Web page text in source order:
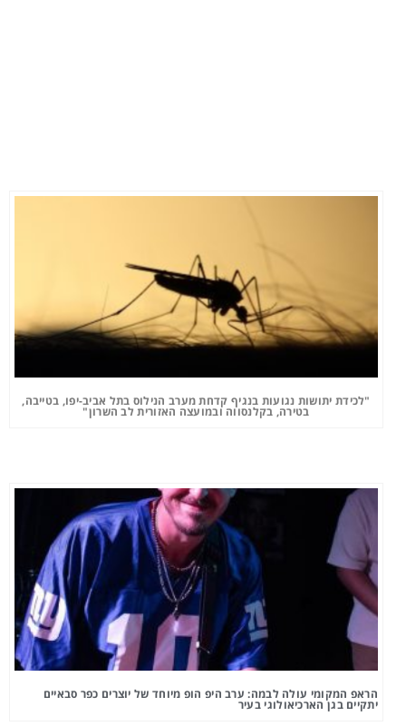
"לכידת יתושות נגועות בנגיף קדחת מערב הנילוס בתל אביב-יפו, בטייבה,
בטירה, בקלנסווה ובמועצה האזורית לב השרון"
הראפ המקומי עולה לבמה: ערב היפ הופ מיוחד של יוצרים כפר סבאיים
יתקיים בגן הארכיאולוגי בעיר